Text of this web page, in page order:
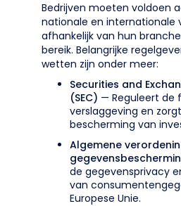
Bedrijven moeten voldoen
nationale en internationale
afhankelijk van hun
bereik. Belangrijke
wetten zijn onder meer:
Securities and
(SEC) — Reguleert de
verslaggeving en
bescherming van
Algemene
de gegevensprivacy
van
Europese Unie.